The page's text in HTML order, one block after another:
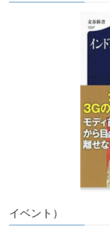
イベント）